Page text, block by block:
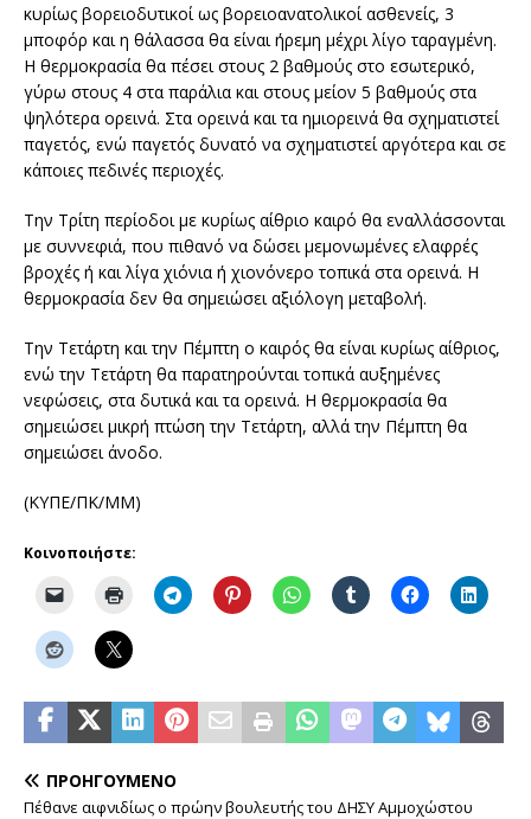
κυρίως βορειοδυτικοί ως βορειοανατολικοί ασθενείς, 3
µποφόρ και η θάλασσα θα είναι ήρεµη µέχρι λίγο ταραγµένη.
Η θερµοκρασία θα πέσει στους 2 βαθµούς στο εσωτερικό,
γύρω στους 4 στα παράλια και στους µείον 5 βαθµούς στα
ψηλότερα ορεινά. Στα ορεινά και τα ηµιορεινά θα σχηµατιστεί
παγετός, ενώ παγετός δυνατό να σχηµατιστεί αργότερα και σε
κάποιες πεδινές περιοχές.
Την Τρίτη περίοδοι µε κυρίως αίθριο καιρό θα εναλλάσσονται
µε συννεφιά, που πιθανό να δώσει µεµονωµένες ελαφρές
βροχές ή και λίγα χιόνια ή χιονόνερο τοπικά στα ορεινά. Η
θερµοκρασία δεν θα σηµειώσει αξιόλογη µεταβολή.
Την Τετάρτη και την Πέµπτη ο καιρός θα είναι κυρίως αίθριος,
ενώ την Τετάρτη θα παρατηρούνται τοπικά αυξηµένες
νεφώσεις, στα δυτικά και τα ορεινά. Η θερµοκρασία θα
σηµειώσει µικρή πτώση την Τετάρτη, αλλά την Πέµπτη θα
σηµειώσει άνοδο.
(ΚΥΠΕ/ΠΚ/ΜΜ)
Κοινοποιήστε:
ΠΡΟΗΓΟΎΜΕΝΟ
Πέθανε αιφνιδίως ο πρώην βουλευτής του ΔΗΣΥ Αμμοχώστου